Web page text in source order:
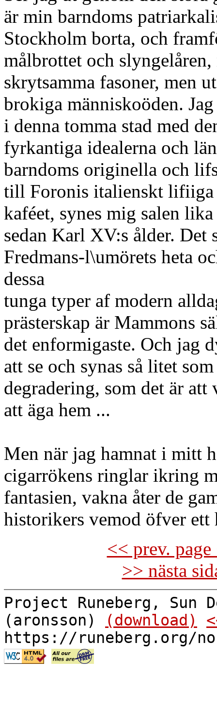
är min barndoms
Stockholm borta, och
målbrottet och slyngelåren,
skrytsamma fasoner, men
brokiga människoöden.
i denna tomma stad med
fyrkantiga idealerna och
barndoms originella och
till Foronis italienskt lifiiga
kaféet, synes mig salen
sedan Karl XV:s ålder. Det
Fredmans-l\umörets heta
dessa
tunga typer af modern
prästerskap är Mammons
det enformigaste. Och jag
att se och synas så litet
degradering, som det är
att äga hem ...
Men när jag hamnat i mitt
cigarrökens ringlar ikring
fantasien, vakna åter de
historikers vemod öfver ett
<< prev.
>> nästa
Project Runeberg, Sun
(aronsson)
(download)
https://runeberg.org/